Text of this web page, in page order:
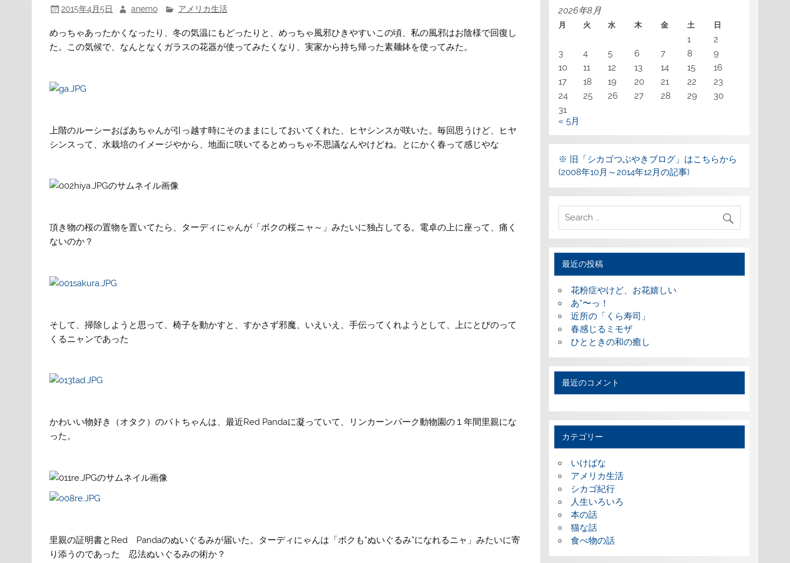
2015年4月5日 anemo アメリカ生活
めっちゃあったかくなったり、冬の気温にもどったりと、めっちゃ風邪ひきやすいこの頃、私の風邪はお陰様で回復し
た。この気候で、なんとなくガラスの花器が使ってみたくなり、実家から持ち帰った素麺鉢を使ってみた。
上階のルーシーおばあちゃんが引っ越す時にそのままにしておいてくれた、ヒヤシンスが咲いた。毎回思うけど、ヒヤ
シンスって、水栽培のイメージやから、地面に咲いてるとめっちゃ不思議なんやけどね。とにかく春って感じやな
頂き物の桜の置物を置いてたら、ターディにゃんが「ボクの桜ニャ～」みたいに独占してる。電卓の上に座って、痛く
ないのか？
そして、掃除しようと思って、椅子を動かすと、すかさず邪魔、いえいえ、手伝ってくれようとして、上にとびのって
くるニャンであった
かわいい物好き（オタク）のパトちゃんは、最近Red Pandaに凝っていて、リンカーンパーク動物園の１年間里親にな
った。
里親の証明書とRed Pandaのぬいぐるみが届いた。ターディにゃんは「ボクも”ぬいぐるみ”になれるニャ」みたいに寄
り添うのであった
忍法ぬいぐるみの術か？
2026年8月
月 火 水 木 金 土 日
1
2
3
4 5 6 7 8
9
10
11 12 13 14 15
16
17
18 19 20 21 22
23
24
25 26 27 28 29
30
31
« 5月
※ 旧「シカゴつぶやきブログ」はこちらから
(2008年10月～2014年12月の記事)
最近の投稿
花粉症やけど、お花嬉しい
あ”〜っ！
近所の「くら寿司」
春感じるミモザ
ひとときの和の癒し
最近のコメント
カテゴリー
いけばな
アメリカ生活
シカゴ紀行
人生いろいろ
本の話
猫な話
食べ物の話